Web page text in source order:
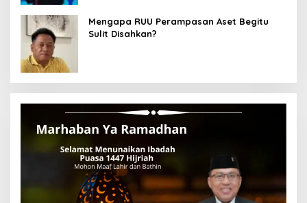
Mengapa RUU Perampasan Aset Begitu
Sulit Disahkan?